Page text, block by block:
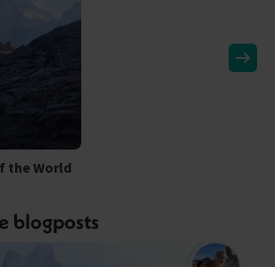
the World
blogposts